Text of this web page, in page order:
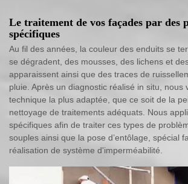
Le traitement de vos façades par des
spécifiques
Au fil des années, la couleur des enduits se
se dégradent, des mousses, des lichens et
apparaissent ainsi que des traces de
pluie. Après un diagnostic réalisé in situ, nous
technique la plus adaptée, que ce soit de la
nettoyage de traitements adéquats. Nous
spécifiques afin de traiter ces types de
souples ainsi que la pose d’entôlage, spécial
réalisation de système d'imperméabilité.